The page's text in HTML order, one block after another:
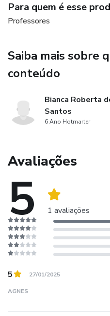
Para quem é esse
Professores
Saiba mais sobre
conteúdo
Bianca Roberta
Santos
6 Ano Hotmarter
Avaliações
5 1 avaliações
5 27/01/2025
AGNES